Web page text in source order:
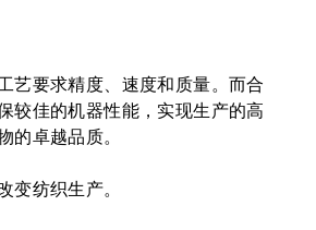
艺要求精度、速度和质量。而合
较佳的机器性能，实现生产的高
的卓越品质。
变纺织生产。